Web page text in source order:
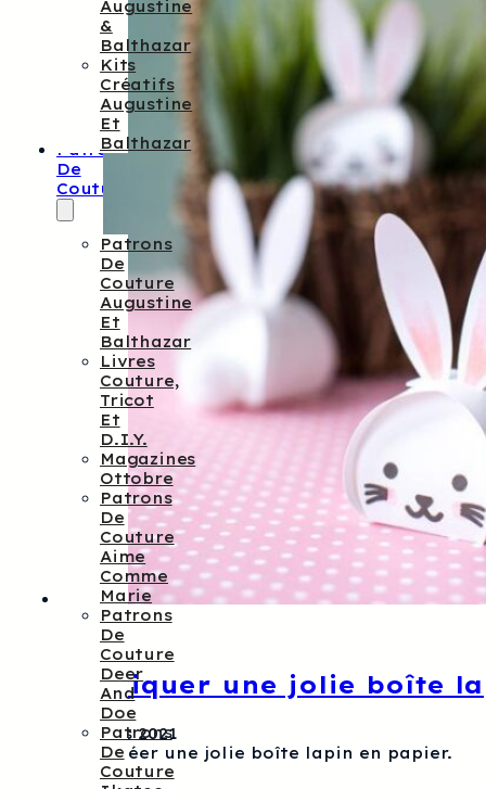
Augustine
&
Balthazar
Kits
Créatifs
Augustine
Et
Balthazar
Patrons
De
Couture
Patrons
De
Couture
Augustine
Et
Balthazar
Livres
Couture,
Tricot
Et
D.I.Y.
Magazines
Ottobre
Patrons
De
Couture
Aime
Comme
Marie
Patrons
De
Couture
Deer
And
Doe
Patrons
De
Couture
Fabriquer une jolie boîte
30 mars 2021
Pour créer une jolie boîte lapin en papier.